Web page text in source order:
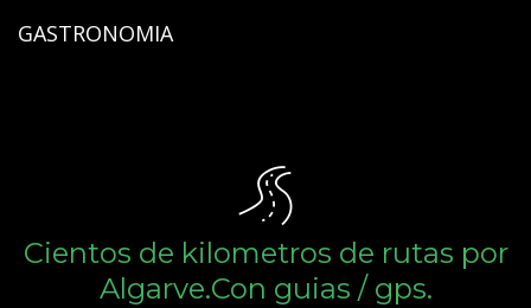
GASTRONOMIA
Cientos de kilometros de rutas por
Algarve.Con guias / gps.